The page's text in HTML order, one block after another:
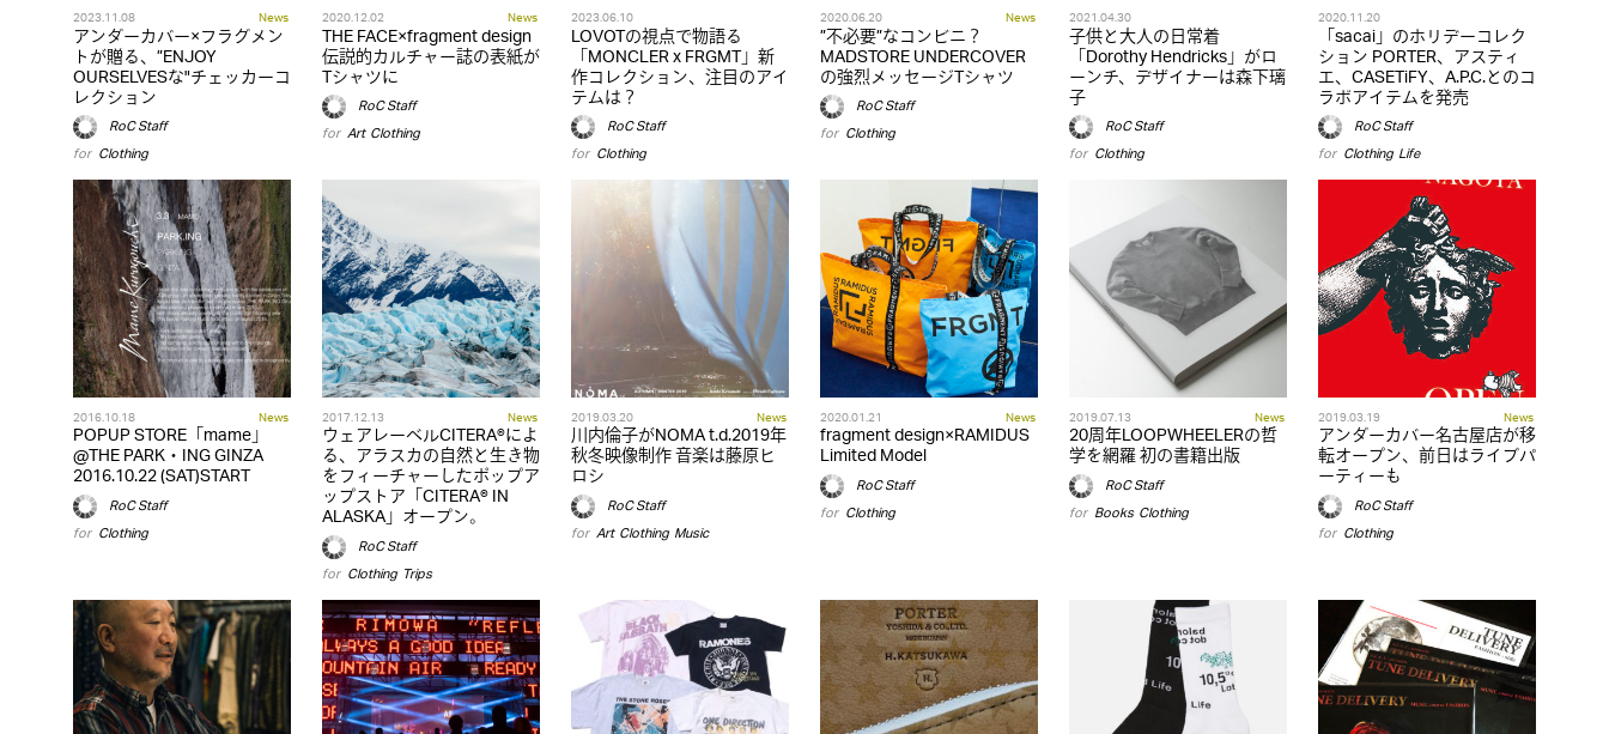
2023.11.08 News
アンダーカバー×フラグメン
トが贈る、”ENJOY
OURSELVESな"チェッカーコ
レクション
RoC Staff
for Clothing
2020.12.02 News
THE FACE×fragment design
伝説的カルチャー誌の表紙が
Tシャツに
RoC Staff
for Art,Clothing
2023.06.10
LOVOTの視点で物語る
「MONCLER x FRGMT」新
作コレクション、注目のアイ
テムは？
RoC Staff
for Clothing
2020.06.20 News
”不必要”なコンビニ？
MADSTORE UNDERCOVER
の強烈メッセージTシャツ
RoC Staff
for Clothing
2021.04.30
子供と大人の日常着
「Dorothy Hendricks」がロ
ーンチ、デザイナーは森下璃
子
RoC Staff
for Clothing
2020.11.20
「sacai」のホリデーコレク
ション PORTER、アスティ
エ、CASETiFY、A.P.C.とのコ
ラボアイテムを発売
RoC Staff
for Clothing,Life
2016.10.18 News
POPUP STORE「mame」
@THE PARK・ING GINZA
2016.10.22 (SAT)START
RoC Staff
for Clothing
2017.12.13 News
ウェアレーベルCITERA®によ
る、アラスカの自然と生き物
をフィーチャーしたポップア
ップストア「CITERA® IN
ALASKA」オープン。
RoC Staff
for Clothing, Trips
2019.03.20 News
川内倫子がNOMA t.d.2019年
秋冬映像制作 音楽は藤原ヒ
ロシ
RoC Staff
for Art,Clothing,Music
2020.01.21 News
fragment design×RAMIDUS
Limited Model
RoC Staff
for Clothing
2019.07.13 News
20周年LOOPWHEELERの哲
学を網羅 初の書籍出版
RoC Staff
for Books,Clothing
2019.03.19 News
アンダーカバー名古屋店が移
転オープン、前日はライブパ
ーティーも
RoC Staff
for Clothing